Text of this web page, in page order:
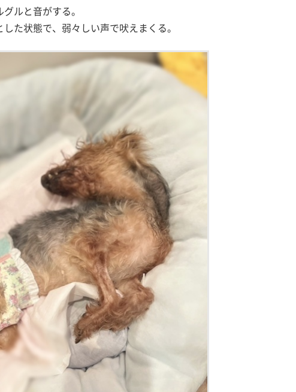
ルと音がする。
た状態で、弱々しい声で吠えまくる。